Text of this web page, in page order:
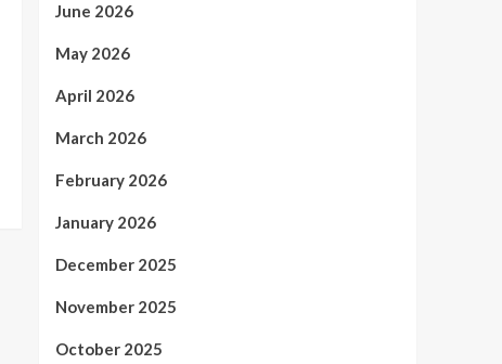
June 2026
May 2026
April 2026
March 2026
February 2026
January 2026
December 2025
November 2025
October 2025